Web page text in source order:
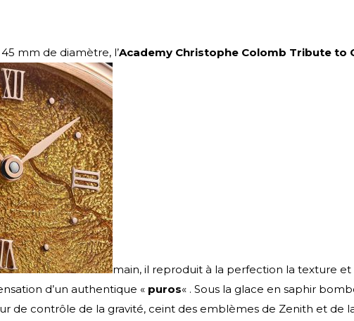
mm de diamètre, l’Academy Christophe Colomb Tribute to
main, il reproduit à la perfection la texture
d’un authentique « puros« . Sous la glace en saphir
de contrôle de la gravité, ceint des emblèmes de Zenith et de